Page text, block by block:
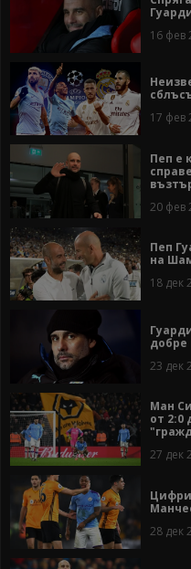
16 фев
17 фев
Пеп е
20 фев
Пеп
на
18 дек
добре
23 дек
Ман
от 2:0
27 дек
28 дек